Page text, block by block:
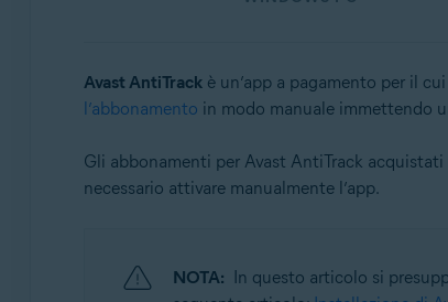
Avast AntiTrackè un’app a pagamento per il
l’abbonamento in modo manuale immettendo
Gli abbonamenti per Avast AntiTrack
necessario attivare manualmente l’app.
NOTA: In questo articolo si